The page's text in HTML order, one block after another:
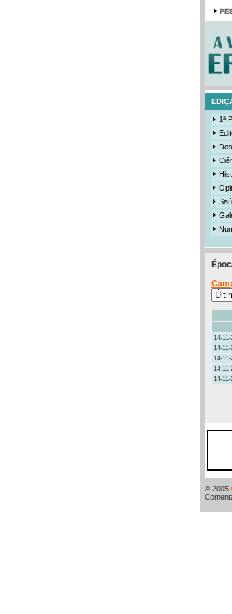
1ª
14-11-
14-11-
14-11-
14-11-
14-11-
© 2005